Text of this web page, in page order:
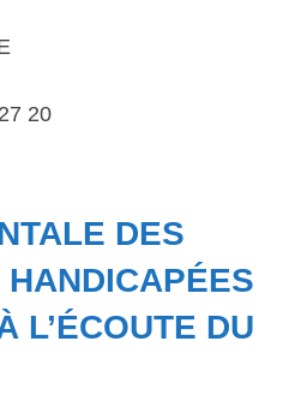
20
DES
L’ÉCOUTE DU